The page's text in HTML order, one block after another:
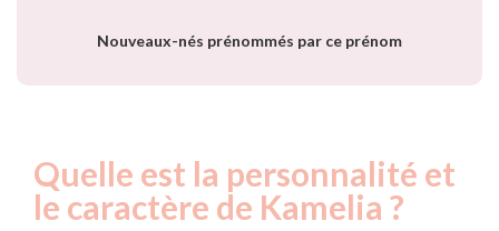
Nouveaux-nés prénommés par ce prénom
Quelle est la personnalité et
le caractère de Kamelia ?